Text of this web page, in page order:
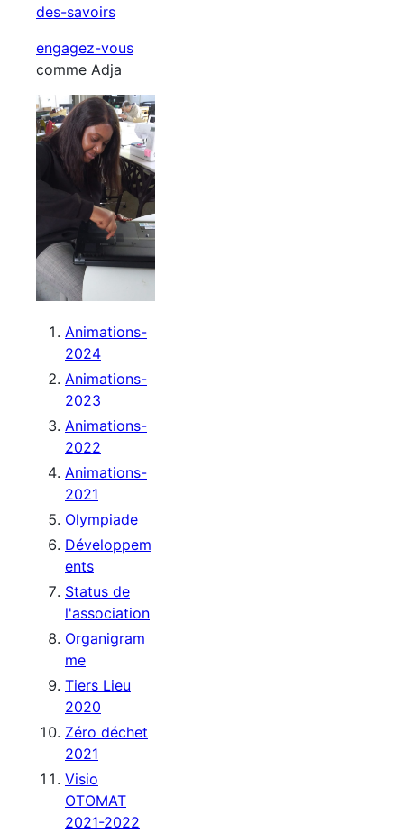
des-savoirs
engagez-vous
comme Adja
Animations-
2024
Animations-
2023
Animations-
2022
Animations-
2021
Olympiade
Développem
ents
Status de
l'association
Organigram
me
Tiers Lieu
2020
Zéro déchet
2021
Visio
OTOMAT
2021-2022